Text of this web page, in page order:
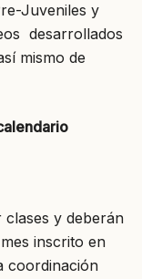
Juveniles y
desarrollados
mismo de
y deberán
inscrito en
coordinación